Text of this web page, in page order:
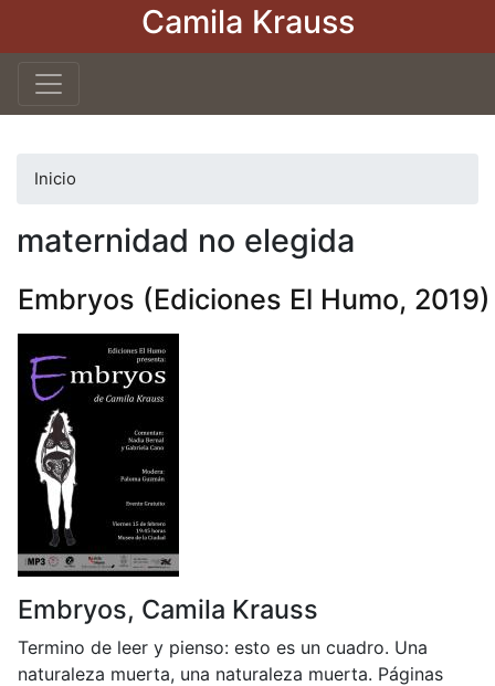
Pasar
Camila Krauss
Inicio
maternidad no elegida
Embryos (Ediciones El Humo, 2019)
Embryos, Camila Krauss
Termino de leer y pienso: esto es un cuadro. Una
naturaleza muerta, una naturaleza muerta. Páginas